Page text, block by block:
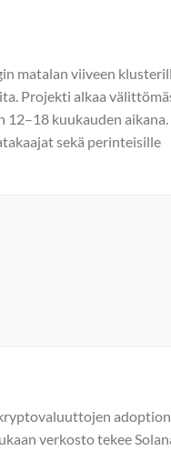
matalan viiveen
Projekti alkaa
12–18 kuukauden aikana.
sekä perinteisille
verkosto tekee